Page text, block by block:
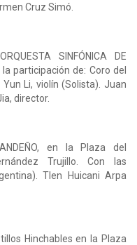
Cruz Simó.
SINFÓNICA DE
participación de: Coro del
Li, violín (Solista). Juan
director.
en la Plaza del
Trujillo. Con las
Tlen Huicani Arpa
Hinchables en la Plaza